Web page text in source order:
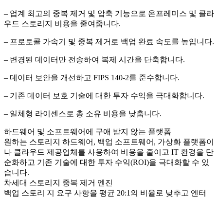
– 업계 최고의 중복 제거 및 압축 기능으로 온프레미스 및 클라
우드 스토리지 비용을 줄여줍니다.
– 프로토콜 가속기 및 중복 제거로 백업 완료 속도를 높입니다.
– 변경된 데이터만 전송하여 복제 시간을 단축합니다.
– 데이터 보안을 개선하고 FIPS 140-2를 준수합니다.
– 기존 데이터 보호 기술에 대한 투자 수익을 극대화합니다.
– 일체형 라이센스로 총 소유 비용을 낮춥니다.
하드웨어 및 소프트웨어에 구애 받지 않는 플랫폼
원하는 스토리지 하드웨어, 백업 소프트웨어, 가상화 플랫폼이
나 클라우드 제공업체를 사용하여 비용을 줄이고 IT 환경을 단
순화하고 기존 기술에 대한 투자 수익(ROI)을 극대화할 수 있
습니다.
차세대 스토리지 중복 제거 엔진
백업 스토리 지 요구 사항을 평균 20:1의 비율로 낮추고 엔터